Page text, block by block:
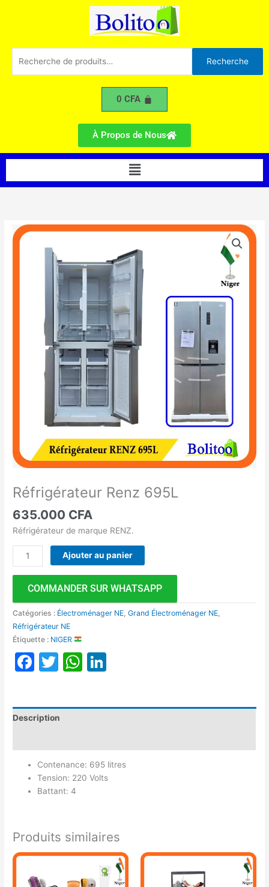
pour :
Recherche
0CFA
À Propos de Nous
Menu
Réfrigérateur Renz 695L
635.000 CFA
Réfrigérateur de marque RENZ.
quantité
de
Réfrigérateur
Ajouter au panier
COMMANDER SUR WHATSAPP
Catégories : Électroménager NE ,Grand Électroménager NE
Réfrigérateur NE
Étiquette : NIGER
Facebook
TwitterWhatsApp
Description
Contenance: 695 litres
Tension: 220 Volts
Battant: 4
Produits similaires